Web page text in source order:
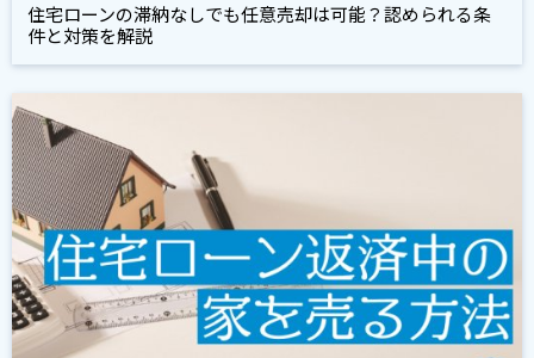
住宅ローンの滞納なしでも任意売却は可能？認められる条
件と対策を解説